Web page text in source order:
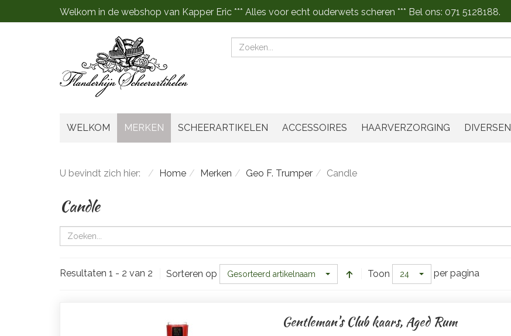
Welkom in de webshop van Kapper Eric *** Alles voor echt ouderwets scheren *** Bel ons: 071 5128188.
Zoeken
WELKOM MERKEN SCHEERARTIKELEN ACCESSOIRES HAARVERZORGING DIVERSEN
U bevindt zich hier: Home Merken Geo F. Trumper Candle
Candle
Resultaten 1 - 2 van 2 Sorteren op Gesorteerd artikelnaam Toon 24 per pagina
Gentleman's Club kaars, Aged Rum